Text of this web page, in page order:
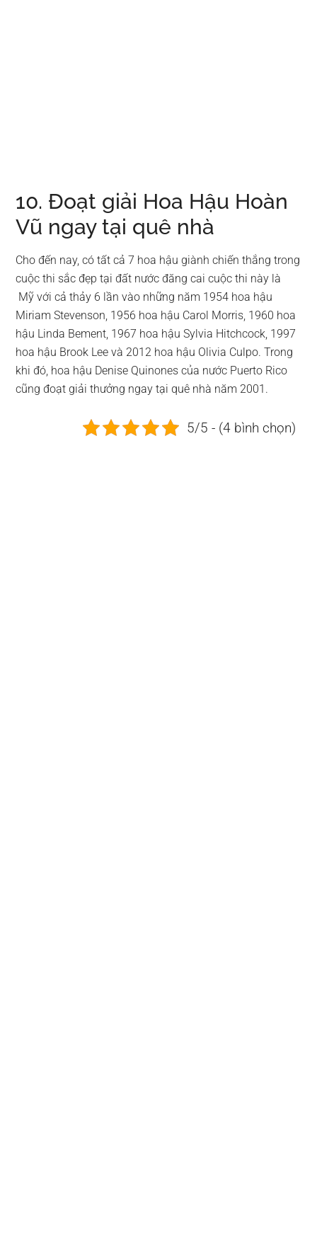
10. Đoạt giải Hoa Hậu Hoàn
Vũ ngay tại quê nhà
Cho đến nay, có tất cả 7 hoa hậu giành chiến thắng trong
cuộc thi sắc đẹp tại đất nước đăng cai cuộc thi này là
Mỹ với cả thảy 6 lần vào những năm 1954 hoa hậu
Miriam Stevenson, 1956 hoa hậu Carol Morris, 1960 hoa
hậu Linda Bement, 1967 hoa hậu Sylvia Hitchcock, 1997
hoa hậu Brook Lee và 2012 hoa hậu Olivia Culpo. Trong
khi đó, hoa hậu Denise Quinones của nước Puerto Rico
cũng đoạt giải thưởng ngay tại quê nhà năm 2001.
5/5 - (4 bình chọn)